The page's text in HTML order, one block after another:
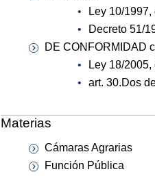
Ley 10/
Decreto 51/
DE CONFORMIDAD
Ley 18/
art. 30.Dos
Materias
Cámaras Agrarias
Función Pública